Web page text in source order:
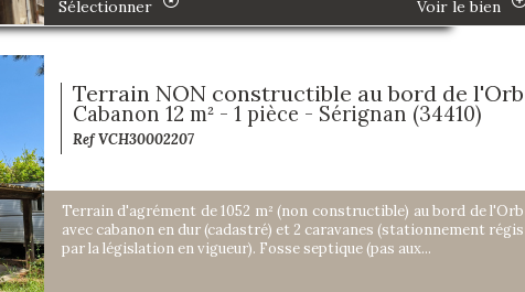
Sélectionner Voir le bien
Terrain NON constructible au bord de l'Orb
Cabanon 12 m² - 1 pièce - Sérignan (34410)
Ref VCH30002207
Terrain d'agrément de 1052 m² (non constructible) au bord de l'Orb
avec cabanon en dur (cadastré) et 2 caravanes (stationnement régis
par la législation en vigueur). Fosse septique (pas aux...